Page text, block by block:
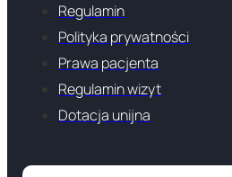
Regulamin
Polityka prywatności
Prawa pacjenta
Regulamin wizyt
Dotacja unijna